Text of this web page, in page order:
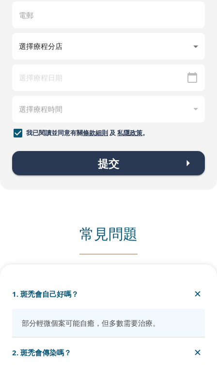
我已閱讀並同意有關條款細則 及 私隱政策。
提交
常見問題
1. 斑禿會自己好嗎？
部分輕微個案可能自癒，但多數需要治療。
2. 斑禿會傳染嗎？